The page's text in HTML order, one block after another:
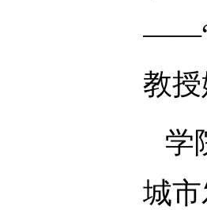
——“
教
学
城